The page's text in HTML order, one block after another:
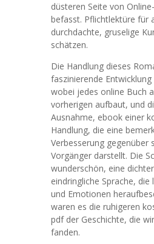
düsteren Seite von
befasst. Pflichtlektüre für
durchdachte, gruselige
schätzen.
Die Handlung dieses
faszinierende
wobei jedes online Buch
vorherigen aufbaut, und
Ausnahme, ebook einer
Handlung, die eine
Verbesserung gegenüber
Vorgänger darstellt. Die
wunderschön, eine
eindringliche Sprache, die
und Emotionen
waren es die ruhigeren
pdf der Geschichte, die
fanden.